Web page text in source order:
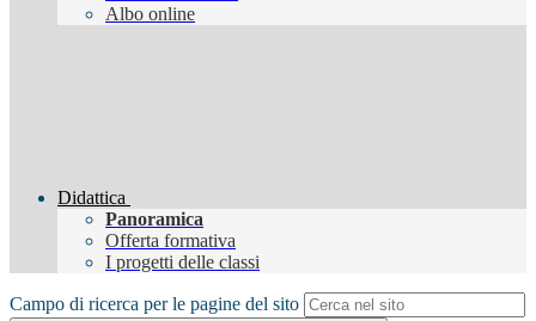
Albo online
Didattica
Panoramica
Offerta formativa
I progetti delle classi
Campo di ricerca per le pagine del sito